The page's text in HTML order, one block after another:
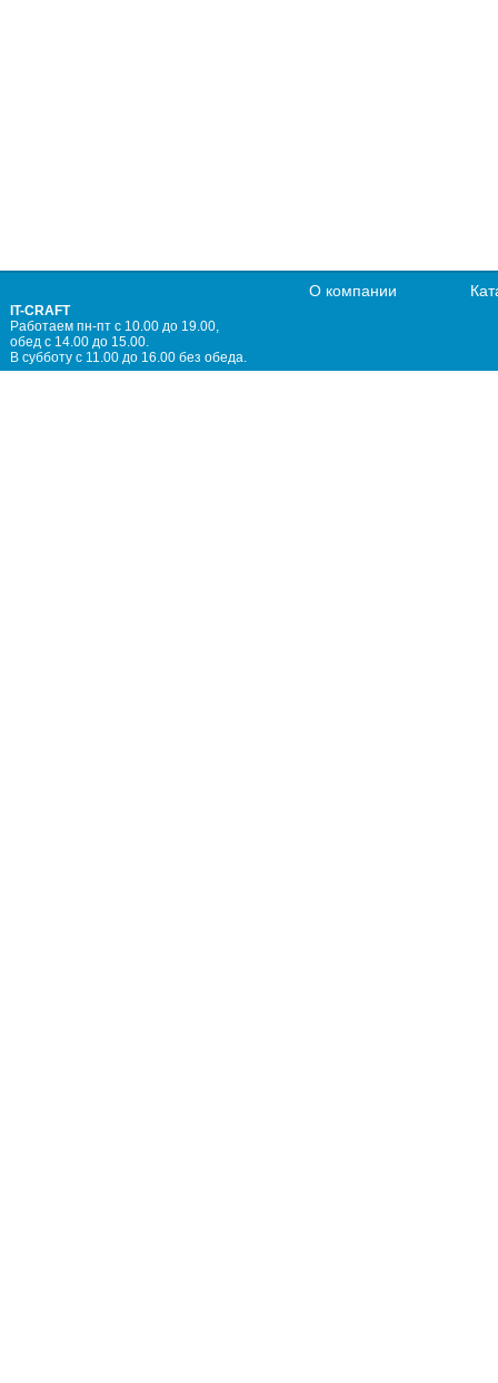
IT-CRAFT
Работаем пн-пт с 10.00 до 19.00,
обед с 14.00 до 15.00.
В субботу с 11.00 до 16.00 без обеда.
О компании